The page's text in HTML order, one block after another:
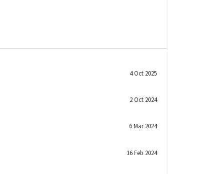
4 Oct 2025
2 Oct 2024
6 Mar 2024
16 Feb 2024